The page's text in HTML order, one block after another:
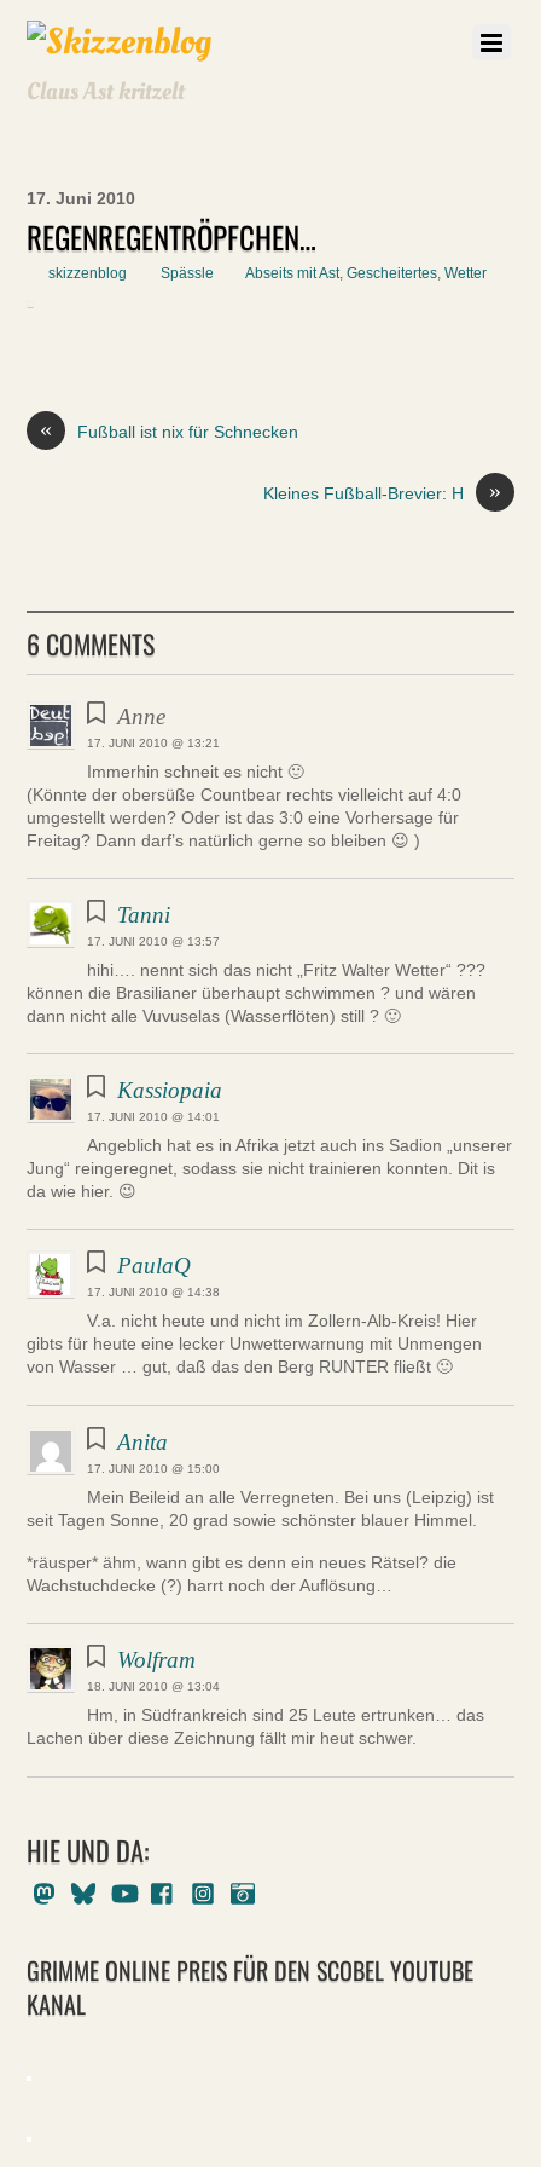
Claus Ast kritzelt
17. Juni 2010
REGENREGENTRÖPFCHEN…
skizzenblog Spässle Abseits mit Ast,Gescheitertes,Wetter
« Fußball ist nix für Schnecken
»
Kleines Fußball-Brevier: H
6 COMMENTS
Anne
17. JUNI 2010 @ 13:21
Immerhin schneit es nicht 🙂
(Könnte der obersüße Countbear rechts vielleicht auf 4:0
umgestellt werden? Oder ist das 3:0 eine Vorhersage für
Freitag? Dann darf’s natürlich gerne so bleiben 😉 )
Tanni
17. JUNI 2010 @ 13:57
hihi…. nennt sich das nicht „Fritz Walter Wetter“ ???
können die Brasilianer überhaupt schwimmen ? und wären
dann nicht alle Vuvuselas (Wasserflöten) still ? 🙂
Kassiopaia
17. JUNI 2010 @ 14:01
Angeblich hat es in Afrika jetzt auch ins Sadion „unserer
Jung“ reingeregnet, sodass sie nicht trainieren konnten. Dit is
da wie hier. 😉
PaulaQ
17. JUNI 2010 @ 14:38
V.a. nicht heute und nicht im Zollern-Alb-Kreis! Hier
gibts für heute eine lecker Unwetterwarnung mit Unmengen
von Wasser … gut, daß das den Berg RUNTER fließt 🙂
Anita
17. JUNI 2010 @ 15:00
Mein Beileid an alle Verregneten. Bei uns (Leipzig) ist
seit Tagen Sonne, 20 grad sowie schönster blauer Himmel.
*räusper* ähm, wann gibt es denn ein neues Rätsel? die
Wachstuchdecke (?) harrt noch der Auflösung…
Wolfram
18. JUNI 2010 @ 13:04
Hm, in Südfrankreich sind 25 Leute ertrunken… das
Lachen über diese Zeichnung fällt mir heut schwer.
HIE UND DA:
MastodonBlueskyYoutubeFacebookInstagram
GRIMME ONLINE PREIS FÜR DEN SCOBEL YOUTUBE
KANAL